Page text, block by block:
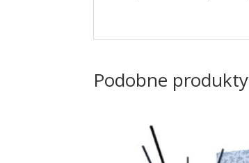
Podobne produkty